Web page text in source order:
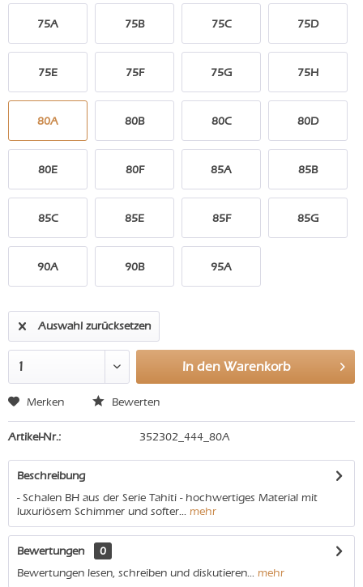
75A 75B 75C 75D
75E 75F 75G 75H
80A 80B 80C 80D
80E 80F 85A 85B
85C 85E 85F 85G
90A 90B 95A
Auswahl zurücksetzen
In den Warenkorb
Merken Bewerten
Artikel-Nr.: 352302_444_80A
Beschreibung
- Schalen BH aus der Serie Tahiti - hochwertiges Material mit
luxuriösem Schimmer und softer... mehr
Bewertungen
0
Bewertungen lesen, schreiben und diskutieren... mehr